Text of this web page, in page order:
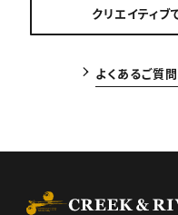
クリエイティ
よくあるご質問